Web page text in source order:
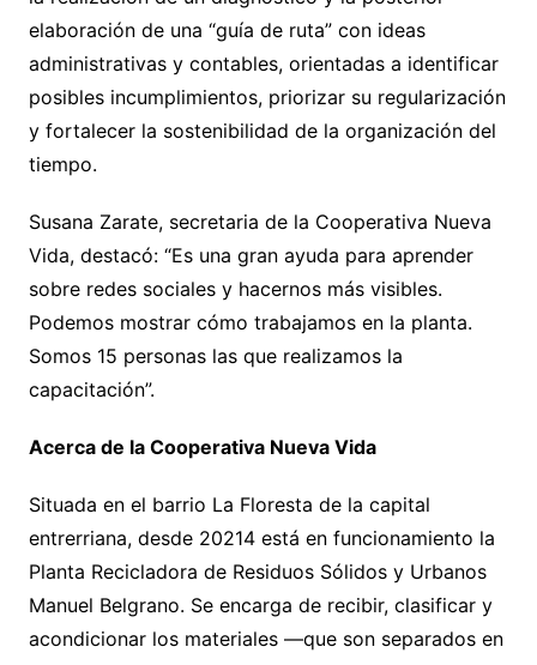
elaboración de una “guía de ruta” con ideas
administrativas y contables, orientadas a identificar
posibles incumplimientos, priorizar su regularización
y fortalecer la sostenibilidad de la organización del
tiempo.
Susana Zarate, secretaria de la Cooperativa Nueva
Vida, destacó: “Es una gran ayuda para aprender
sobre redes sociales y hacernos más visibles.
Podemos mostrar cómo trabajamos en la planta.
Somos 15 personas las que realizamos la
capacitación”.
Acerca de la Cooperativa Nueva Vida
Situada en el barrio La Floresta de la capital
entrerriana, desde 20214 está en funcionamiento la
Planta Recicladora de Residuos Sólidos y Urbanos
Manuel Belgrano. Se encarga de recibir, clasificar y
acondicionar los materiales —que son separados en